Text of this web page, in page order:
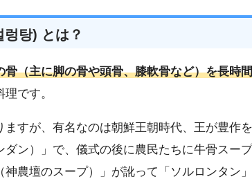
탕) とは？
骨（主に脚の骨や頭骨、膝軟骨など）を長時
です。
ますが、有名なのは朝鮮王朝時代、王が豊作
ン）」で、儀式の後に農民たちに牛骨スー
神農壇のスープ）」が訛って「ソルロンタン